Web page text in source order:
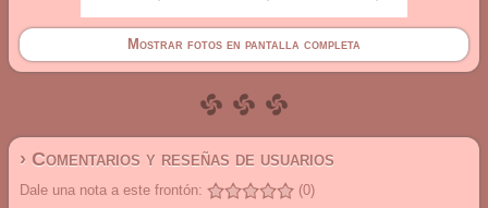
Mostrar fotos en pantalla completa
› Comentarios y reseñas de usuarios
Dale una nota a este frontón: (0)